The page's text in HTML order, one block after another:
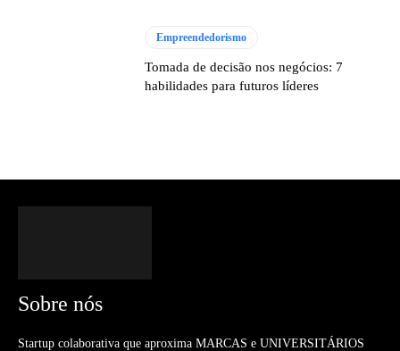
Empreendedorismo
Tomada de decisão nos negócios: 7
habilidades para futuros líderes
Sobre nós
Startup colaborativa que aproxima MARCAS e UNIVERSITÁRIOS